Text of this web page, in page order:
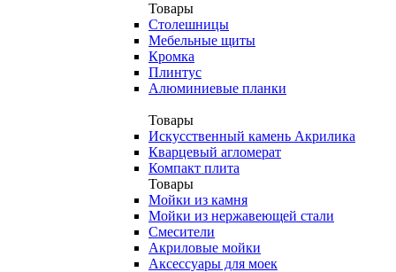
Товары
Столешницы
Мебельные щиты
Кромка
Плинтус
Алюминиевые планки
Товары
Искусственный камень Акрилика
Кварцевый агломерат
Компакт плита
Товары
Мойки из камня
Мойки из нержавеющей стали
Смесители
Акриловые мойки
Аксессуары для моек